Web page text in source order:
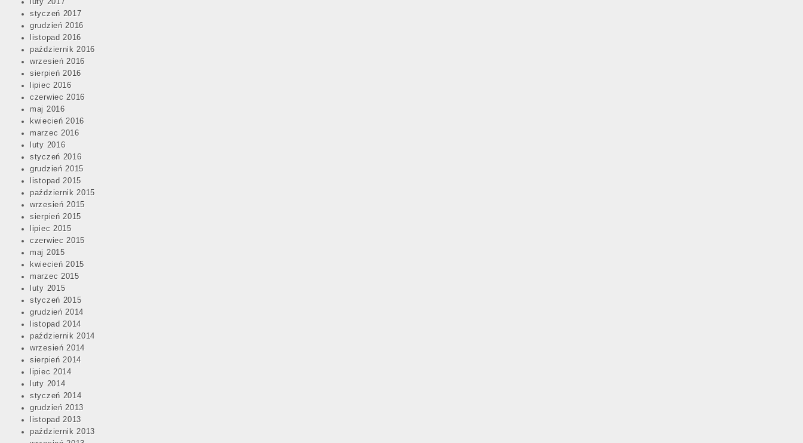
luty 2017
styczeń 2017
grudzień 2016
listopad 2016
październik 2016
wrzesień 2016
sierpień 2016
lipiec 2016
czerwiec 2016
maj 2016
kwiecień 2016
marzec 2016
luty 2016
styczeń 2016
grudzień 2015
listopad 2015
październik 2015
wrzesień 2015
sierpień 2015
lipiec 2015
czerwiec 2015
maj 2015
kwiecień 2015
marzec 2015
luty 2015
styczeń 2015
grudzień 2014
listopad 2014
październik 2014
wrzesień 2014
sierpień 2014
lipiec 2014
luty 2014
styczeń 2014
grudzień 2013
listopad 2013
październik 2013